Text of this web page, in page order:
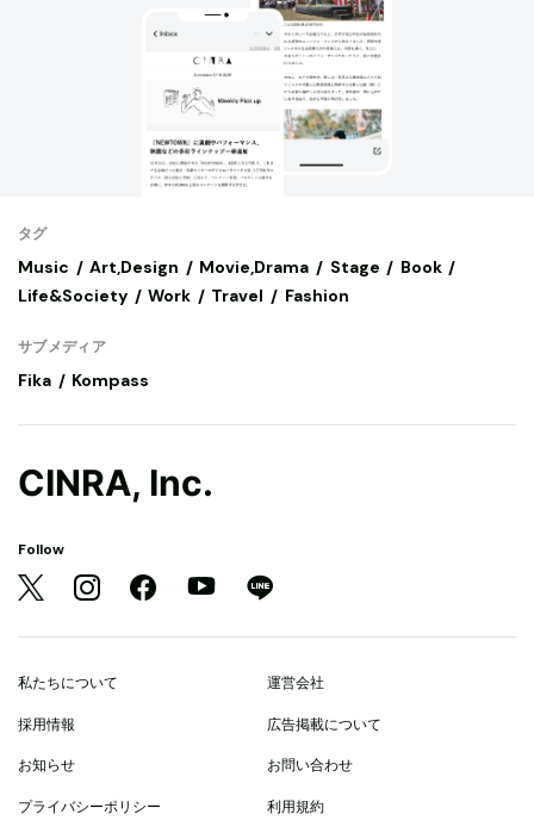
タグ
Music Art,Design Movie,Drama Stage
Book
Life&Society
Work Travel Fashion
サブメディア
Fika Kompass
CINRA, Inc.
Follow
私たちについて 運営会社
採用情報 広告掲載について
お知らせ お問い合わせ
プライバシーポリシー 利用規約